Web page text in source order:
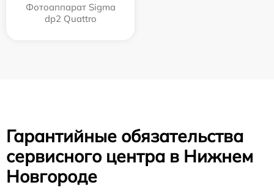
Фотоаппарат Sigma
dp2 Quattro
Гарантийные обязательства
сервисного центра в Нижнем
Новгороде